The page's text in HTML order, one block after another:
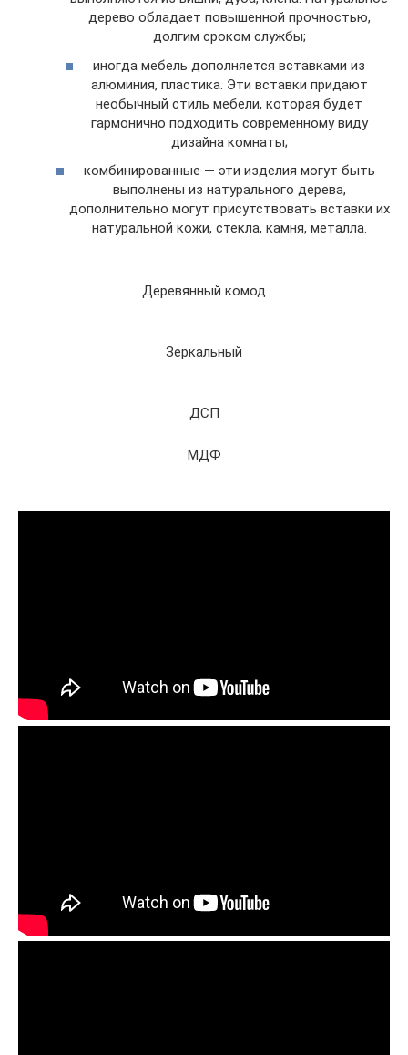
дерево обладает повышенной прочностью,
долгим сроком службы;
иногда мебель дополняется вставками из
алюминия, пластика. Эти вставки придают
необычный стиль мебели, которая будет
гармонично подходить современному виду
дизайна комнаты;
комбинированные — эти изделия могут быть
выполнены из натурального дерева,
дополнительно могут присутствовать вставки их
натуральной кожи, стекла, камня, металла.
Деревянный комод
Зеркальный
ДСП
МДФ